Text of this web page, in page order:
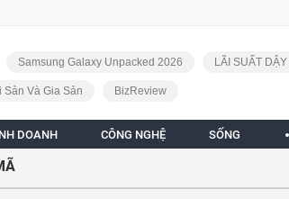
Samsung Galaxy Unpacked 2026 LÃI SUẤT
Sản Và Gia Sản BizReview
DOANH CÔNG NGHỆ SỐNG